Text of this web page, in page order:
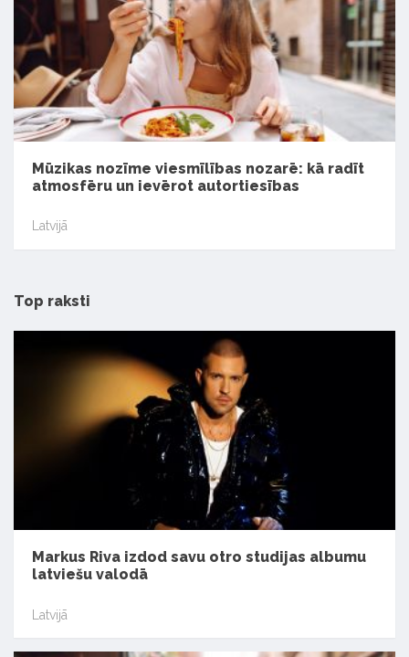
Mūzikas nozīme viesmīlības nozarē: kā radīt
atmosfēru un ievērot autortiesības
Latvijā
Top raksti
Markus Riva izdod savu otro studijas albumu
latviešu valodā
Latvijā